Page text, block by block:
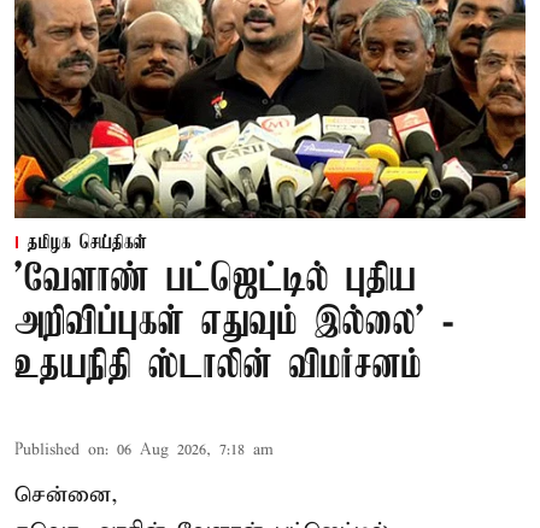
தமிழக செய்திகள்
'வேளாண் பட்ஜெட்டில் புதிய
அறிவிப்புகள் எதுவும் இல்லை' -
உதயநிதி ஸ்டாலின் விமர்சனம்
Published on: 06 Aug 2026, 7:18 am
சென்னை,